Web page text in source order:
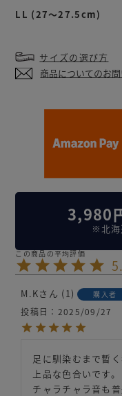
LL (27～27.5cm)
サイズの選び方
商品についてのお
3,980
※北海
M.K 1 購入者
投稿日
2025/09/27
足に馴染むまで暫く
上品な色合いです。
チャラチャラ音も